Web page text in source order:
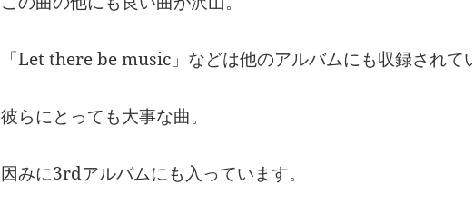
「Let there be music」などは他のアルバムにも収録されて
彼らにとっても大事な曲。
因みに3rdアルバムにも入っています。